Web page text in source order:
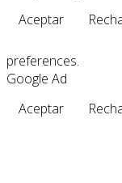
Aceptar
preferences.
Google Ad
Aceptar